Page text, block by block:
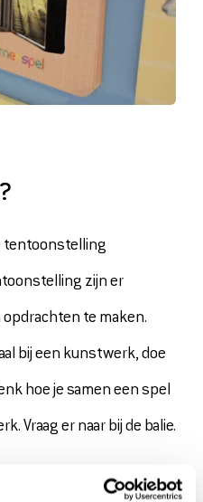
tentoonstelling
zijn er
opdrachten te maken.
bij een kunstwerk, doe
hoe je samen een spel
Vraag er naar bij de balie.